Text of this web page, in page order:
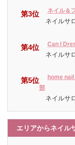
第3位 ネイル＆
ネイルサ
第4位 Can I
ネイルサ
第5位
home
部
ネイルサ
エリアからネイル